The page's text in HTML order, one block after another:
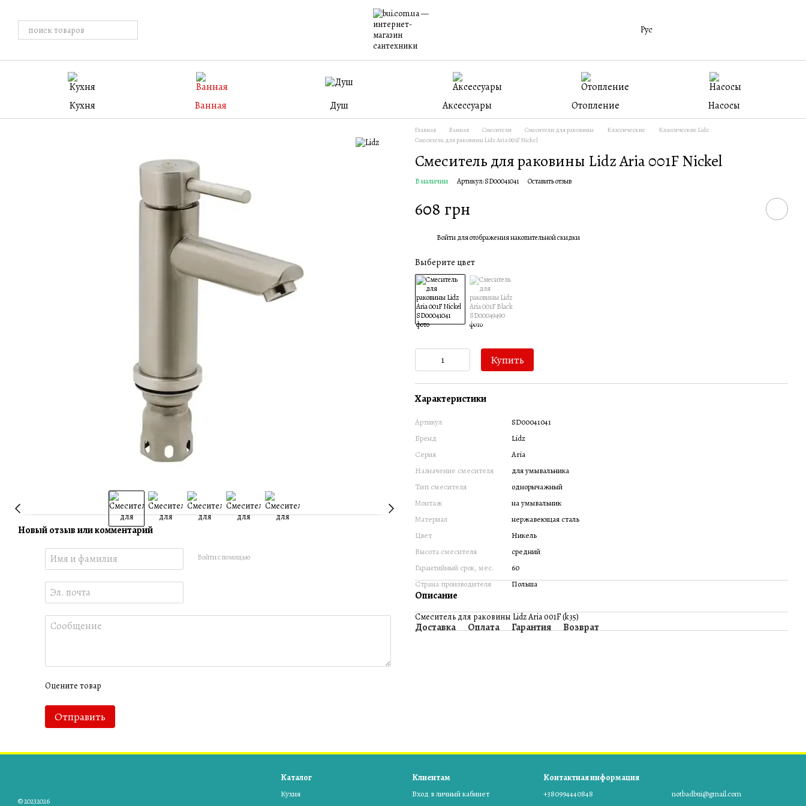
Рус
Кухня Ванная Душ Аксессуары Отопление Насосы
Новый отзыв или комментарий
Войти с помощью
Оцените товар
Отправить
Главная Ванная Смесители Смесители для раковины Классические
Классические Lidz
Смеситель для раковины Lidz Aria 001F Nickel
Смеситель для раковины Lidz Aria 001F Nickel
В наличии Артикул: SD00041041 Оставить отзыв
608 грн
Войтидля отображения накопительной скидки
Выберите цвет
Купить
Характеристики
Артикул
SD00041041
Бренд
Lidz
Серия
Aria
Назначение смесителя
для умывальника
Тип смесителя
однорычажный
Монтаж
на умывальник
Материал
нержавеющая сталь
Цвет
Никель
Высота смесителя
средний
Гарантийный срок, мес.
60
Страна производителя
Польша
Описание
Смеситель для раковины Lidz Aria 001F (k35)
Доставка Оплата Гарантия Возврат
© 20232026
Каталог
Кухня
Клиентам
Вход в личный кабинет
Контактная информация
+380994440848 notbadbui@gmail.com